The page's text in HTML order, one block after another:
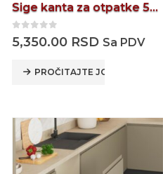
Sige kanta za otpatke 530
0out of 5
5,350.00 RSD Sa PDV
PROČITAJTE JOŠ